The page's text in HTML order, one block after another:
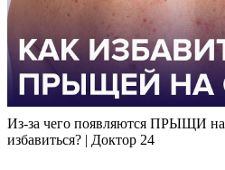
Из-за чего появляются ПРЫЩИ
избавиться? | Доктор 24